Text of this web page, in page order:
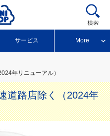
サービス More
年リニューアル）
道路店除く（2024年